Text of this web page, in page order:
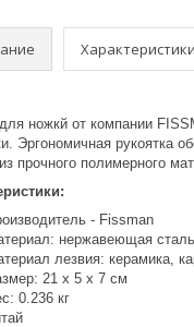
Характеристики
ножкй от компании
Эргономичная рукоятка
прочного полимерного
- Fissman
нержавеющая
лезвия: керамика,
21 x 5 x 7 см
0.236 кг